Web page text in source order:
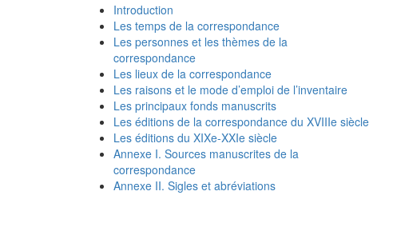
Introduction
Les temps de la correspondance
Les personnes et les thèmes de la
correspondance
Les lieux de la correspondance
Les raisons et le mode d’emploi de l’inventaire
Les principaux fonds manuscrits
Les éditions de la correspondance du XVIIIe siècle
Les éditions du XIXe-XXIe siècle
Annexe I. Sources manuscrites de la
correspondance
Annexe II. Sigles et abréviations